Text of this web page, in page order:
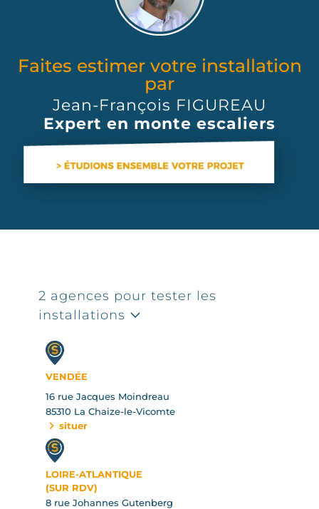
Faites estimer votre installation
par
Jean-François FIGUREAU
Expert en monte escaliers
2 agences pour tester les
installations
VENDÉE
16 rue Jacques Moindreau
85310 La Chaize-le-Vicomte
situer
LOIRE-ATLANTIQUE
(SUR RDV)
8 rue Johannes Gutenberg